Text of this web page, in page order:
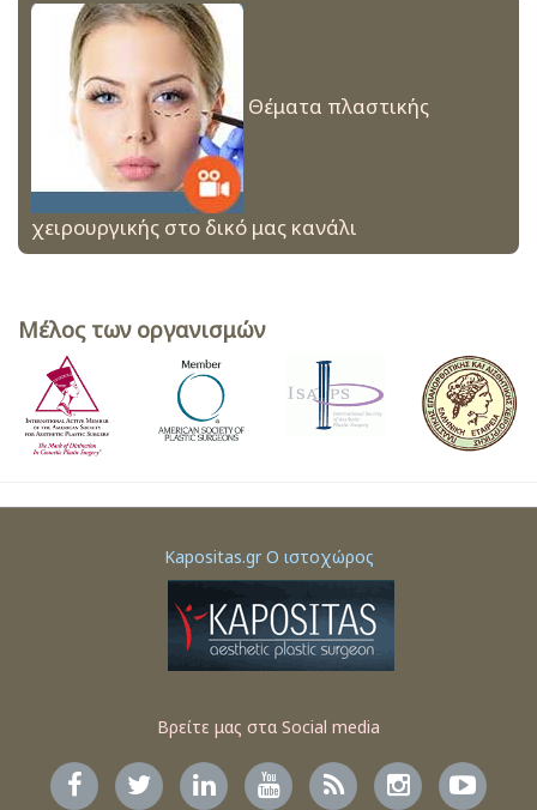
Θέματα πλαστικής
χειρουργικής στο δικό μας κανάλι
Μέλος των οργανισμών
Kapositas.gr Ο ιστοχώρος
Βρείτε μας στα Social media